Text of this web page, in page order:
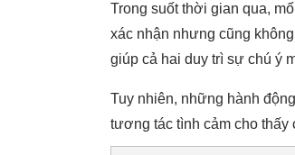
Trong suốt thời gian qua,
xác nhận nhưng cũng
giúp cả hai duy trì sự chú ý
Tuy nhiên, những hành
tương tác tình cảm cho